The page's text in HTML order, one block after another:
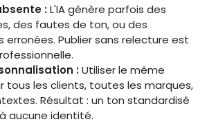
:L'IA génère parfois des
des fautes de ton, ou des
erronées. Publier sans relecture est
:Utiliser le même
tous les clients, toutes les marques,
Résultat : un ton standardisé
aucune identité.